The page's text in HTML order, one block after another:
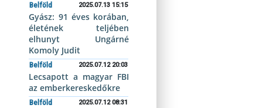
Belföld 2025.07.13 15:15
Gyász: 91 éves korában,
életének teljében
elhunyt Ungárné
Komoly Judit
Belföld 2025.07.12 20:03
Lecsapott a magyar FBI
az emberkereskedőkre
Belföld 2025.07.12 08:31